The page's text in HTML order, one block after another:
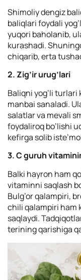
Shimoliy dengiz
baliqlari foydali
yuqori baholanib,
kurashadi.
chiqarib, erta
2. Zig’ir urug’lari
Baliqni yog’li turlari
manbai sanaladi.
salatlar va mevali
foydaliroq bo’lishi
kefirga solib
3. С guruh
Balki hayron ham
vitaminni saqlash
Bulg’or qalampiri,
chili qalampiri ham
saqlaydi.
terining qarishiga